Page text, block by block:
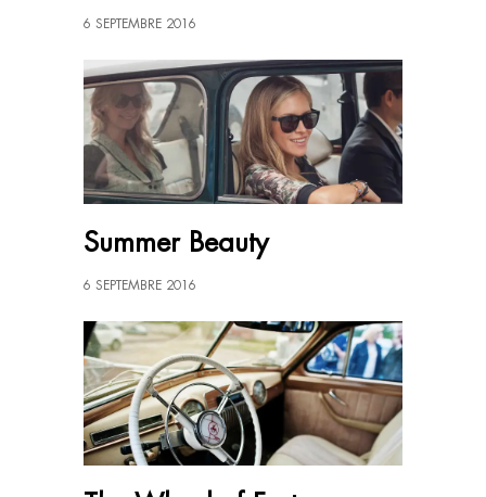
6 SEPTEMBRE 2016
Summer Beauty
6 SEPTEMBRE 2016